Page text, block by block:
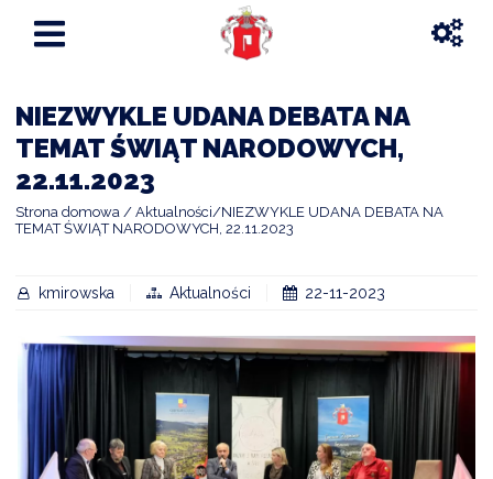
NIEZWYKLE UDANA DEBATA NA
TEMAT ŚWIĄT NARODOWYCH,
22.11.2023
Strona domowa Aktualności
NIEZWYKLE UDANA DEBATA NA
TEMAT ŚWIĄT NARODOWYCH, 22.11.2023
kmirowska Aktualności 22-11-2023